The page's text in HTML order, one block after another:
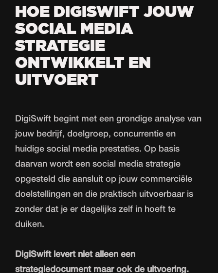
HOE DIGISWIFT JOUW
SOCIAL MEDIA
STRATEGIE
ONTWIKKELT EN
UITVOERT
DigiSwift begint met een grondige analyse van
jouw bedrijf, doelgroep, concurrentie en
huidige social media prestaties. Op basis
daarvan wordt een social media strategie
opgesteld die aansluit op jouw commerciële
doelstellingen en die praktisch uitvoerbaar is
zonder dat je er dagelijks zelf in hoeft te
duiken.
DigiSwift levert niet alleen een
strategiedocument maar ook de uitvoering.